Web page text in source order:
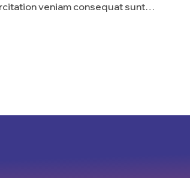
veniam consequat sunt